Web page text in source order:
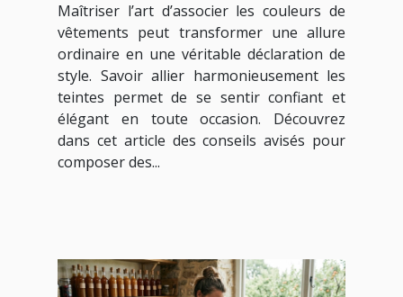
harmonie parfaite ?
Maîtriser l’art d’associer les couleurs de
vêtements peut transformer une allure
ordinaire en une véritable déclaration de
style. Savoir allier harmonieusement les
teintes permet de se sentir confiant et
élégant en toute occasion. Découvrez
dans cet article des conseils avisés pour
composer des...